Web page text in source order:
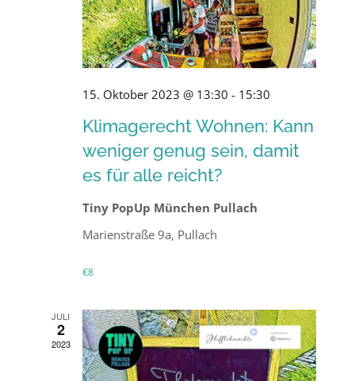
15. Oktober 2023 @ 13:30 - 15:30
Klimagerecht Wohnen: Kann
weniger genug sein, damit
es für alle reicht?
Tiny PopUp München Pullach
Marienstraße 9a, Pullach
€8
JULI
2
2023